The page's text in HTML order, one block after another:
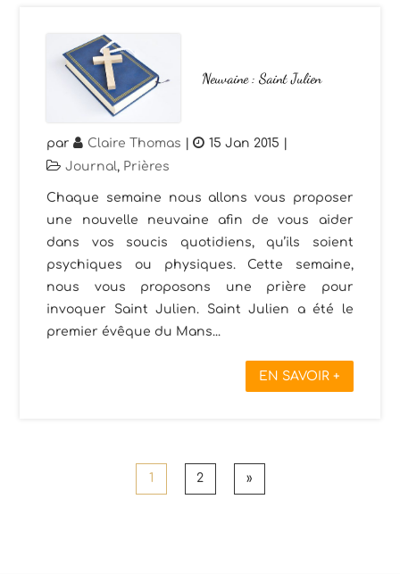
Neuvaine : Saint Julien
par Claire Thomas | 15 Jan 2015
Journal, Prières
Chaque semaine nous allons vous proposer
une nouvelle neuvaine afin de vous aider
dans vos soucis quotidiens, qu’ils soient
psychiques ou physiques. Cette semaine,
nous vous proposons une prière pour
invoquer Saint Julien. Saint Julien a été le
premier évêque du Mans...
EN SAVOIR +
1 2 »